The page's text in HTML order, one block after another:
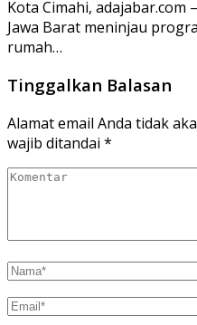
Kota Cimahi, adajabar.com
Jawa Barat meninjau
rumah…
Tinggalkan Balasan
Alamat email Anda tidak
wajib ditandai *